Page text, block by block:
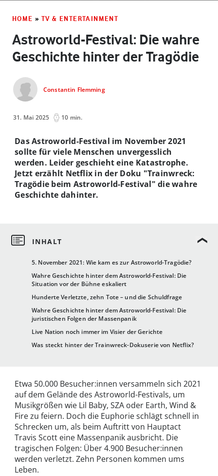
HOME » TV & ENTERTAINMENT
Astroworld-Festival: Die wahre
Geschichte hinter der Tragödie
Constantin Flemming
31. Mai 2025 10 min.
5. November 2021: Wie kam es zur Astroworld-Tragödie?
Wahre Geschichte hinter dem Astroworld-Festival: Die
Situation vor der Bühne eskaliert
Hunderte Verletzte, zehn Tote – und die Schuldfrage
Wahre Geschichte hinter dem Astroworld-Festival: Die
juristischen Folgen der Massenpanik
Live Nation noch immer im Visier der Gerichte
Was steckt hinter der Trainwreck-Dokuserie von Netflix?
Das Astroworld-Festival im November 2021
sollte für viele Menschen unvergesslich
werden. Leider geschieht eine Katastrophe.
Jetzt erzählt Netflix in der Doku "Trainwreck:
Tragödie beim Astroworld-Festival" die wahre
Geschichte dahinter.
Etwa 50.000 Besucher:innen versammeln sich 2021
auf dem Gelände des Astroworld-Festivals, um
Musikgrößen wie Lil Baby, SZA oder Earth, Wind &
Fire zu feiern. Doch die Euphorie schlägt schnell in
Schrecken um, als beim Auftritt von Hauptact
Travis Scott eine Massenpanik ausbricht. Die
tragischen Folgen: Über 4.900 Besucher:innen
werden verletzt. Zehn Personen kommen ums
Leben.